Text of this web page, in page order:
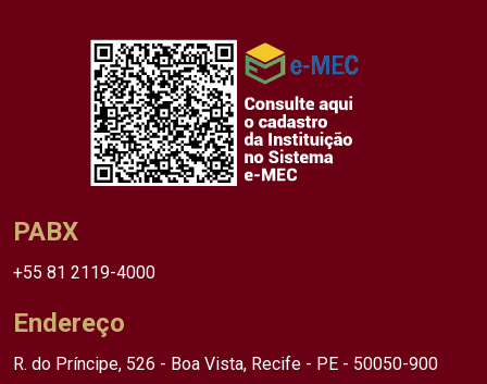
PABX
+55 81 2119-4000
Endereço
R. do Príncipe, 526 - Boa Vista, Recife - PE - 50050-900